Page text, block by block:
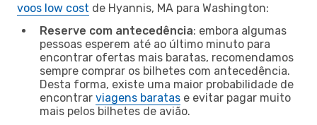
voos low cost de Hyannis, MA para Washington:
Reserve com antecedência: embora algumas
pessoas esperem até ao último minuto para
encontrar ofertas mais baratas, recomendamos
sempre comprar os bilhetes com antecedência.
Desta forma, existe uma maior probabilidade de
encontrar viagens baratas e evitar pagar muito
mais pelos bilhetes de avião.